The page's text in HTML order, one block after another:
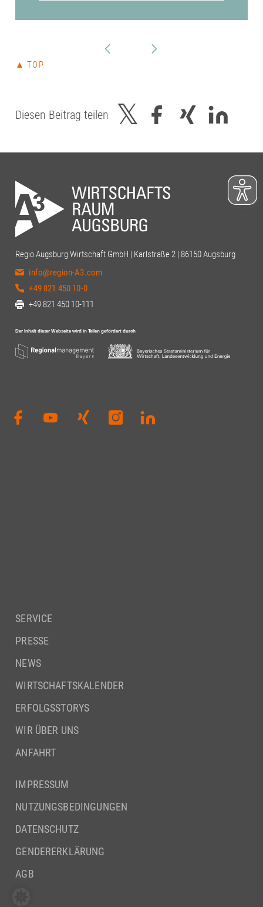
▲ TOP
Diesen Beitrag teilen
Regio Augsburg Wirtschaft GmbH | Karlstraße 2 | 86150 Augsburg
info@region-A3.com
+49 821 450 10-0
+49 821 450 10-111
SERVICE
PRESSE
NEWS
WIRTSCHAFTSKALENDER
ERFOLGSSTORYS
WIR ÜBER UNS
ANFAHRT
IMPRESSUM
NUTZUNGSBEDINGUNGEN
DATENSCHUTZ
GENDERERKLÄRUNG
AGB